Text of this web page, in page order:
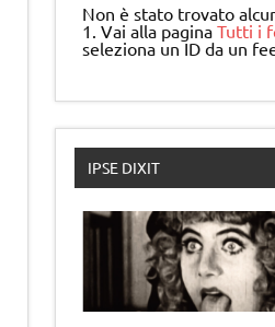
Non è stato trovato
1. Vai alla paginaTutti i
seleziona un ID da un
IPSE DIXIT